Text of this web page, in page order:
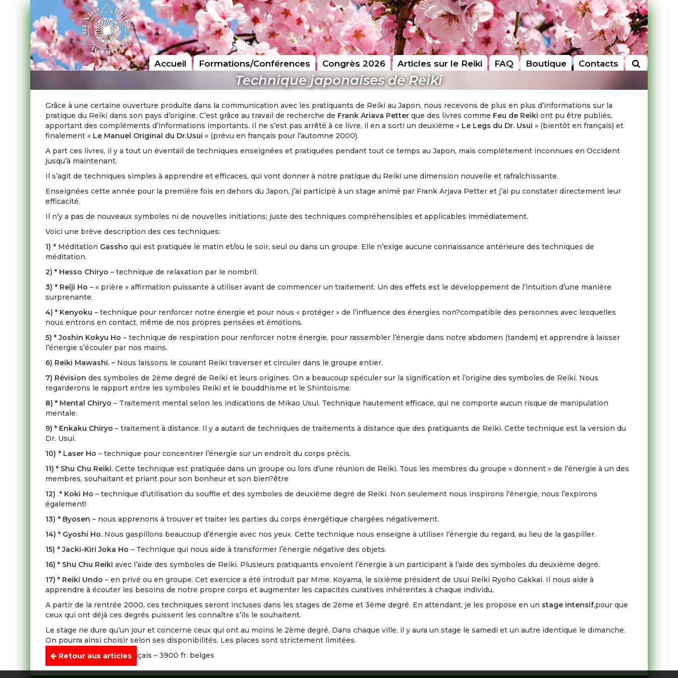
Accueil Formations/Conférences Congrès 2026 Articles sur le Reiki FAQ Boutique Contacts
Technique japonaises de Reiki
Retour aux articles
Grâce à une certaine ouverture produite dans la communication avec les pratiquants de Reiki au Japon, nous recevons de plus en plus d’informations sur la
pratique du Reiki dans son pays d’origine. C’est grâce au travail de recherche de Frank Ariava Petter que des livres comme Feu de Reiki ont pu être publiés,
apportant des compléments d’informations importants. Il ne s’est pas arrêté à ce livre, il en a sorti un deuxième « Le Legs du Dr. Usui » (bientôt en français) et
finalement « Le Manuel Original du Dr.Usui » (prévu en français pour l’automne 2000).
A part ces livres, il y a tout un éventail de techniques enseignées et pratiquées pendant tout ce temps au Japon, mais complètement inconnues en Occident
jusqu’à maintenant.
Il s’agit de techniques simples à apprendre et efficaces, qui vont donner à notre pratique du Reiki une dimension nouvelle et rafraîchissante.
Enseignées cette année pour la première fois en dehors du Japon, j’ai participé à un stage animé par Frank Arjava Petter et j’ai pu constater directement leur
efficacité.
Il n’y a pas de nouveaux symboles ni de nouvelles initiations; juste des techniques compréhensibles et applicables immédiatement.
Voici une brève description des ces techniques:
1) * Méditation Gasshoqui est pratiquée le matin et/ou le soir, seul ou dans un groupe. Elle n’exige aucune connaissance antérieure des techniques de
méditation.
2) * Hesso Chiryo– technique de relaxation par le nombril.
3) * Reîji Ho – « prière » affirmation puissante à utiliser avant de commencer un traitement. Un des effets est le développement de l’intuition d’une manière
surprenante.
4) * Kenyoku– technique pour renforcer notre énergie et pour nous « protéger » de l’influence des énergies non?compatible des personnes avec lesquelles
nous entrons en contact, même de nos propres pensées et émotions.
5) * Joshin Kokyu Ho– technique de respiration pour renforcer notre énergie, pour rassembler l’énergie dans notre abdomen (tandem) et apprendre à laisser
l’énergie s’écouler par nos mains.
6) Reiki Mawashi. – Nous laissons le courant Reiki traverser et circuler dans le groupe entier.
7) Révisiondes symboles de 2ème degré de Reiki et leurs origines. On a beaucoup spéculer sur la signification et l’origine des symboles de Reiki. Nous
regarderons le rapport entre les symboles Reiki et le bouddhisme et le Shintoïsme.
8) * Mental Chiryo– Traitement mental selon les indications de Mikao Usui. Technique hautement efficace, qui ne comporte aucun risque de manipulation
mentale.
9) * Enkaku Chiryo– traitement à distance. Il y a autant de techniques de traitements à distance que des pratiquants de Reiki. Cette technique est la version du
Dr. Usui.
10) * Laser Ho – technique pour concentrer l’énergie sur un endroit du corps précis.
11) * Shu Chu Reiki.Cette technique est pratiquée dans un groupe ou lors d’une réunion de Reiki. Tous les membres du groupe « donnent » de l’énergie à un des
membres, souhaitant et priant pour son bonheur et son bien?être
12) .* Koki Ho – technique d’utilisation du souffle et des symboles de deuxième degré de Reiki. Non seulement nous inspirons l’énergie, nous l’expirons
également!
13) * Byosen – nous apprenons à trouver et traiter les parties du corps énergétique chargées négativement.
14) * Gyoshi Ho. Nous gaspillons beaucoup d’énergie avec nos yeux. Cette technique nous enseigne à utiliser l’énergie du regard, au lieu de la gaspiller.
15) *Jacki-Kiri Joka Ho – Technique qui nous aide à transformer l’énergie négative des objets.
16) * Shu Chu Reikiavec l’aide des symboles de Reiki. Plusieurs pratiquants envoient l’énergie à un participant à l’aide des symboles du deuxième degré.
17) * Reiki Undo– en privé ou en groupe. Cet exercice a été introduit par Mme. Koyama, le sixième président de Usui Reiki Ryoho Gakkai. Il nous aide à
apprendre à écouter les besoins de notre propre corps et augmenter les capacités curatives inhérentes à chaque individu.
A partir de la rentrée 2000, ces techniques seront incluses dans les stages de 2ème et 3ème degré. En attendant, je les propose en un stage intensif,pour que
ceux qui ont déjà ces degrés puissent les connaître s’ils le souhaitent.
Le stage ne dure qu’un jour et concerne ceux qui ont au moins le 2ème degré. Dans chaque ville, il y aura un stage le samedi et un autre identique le dimanche.
On pourra ainsi choisir selon ses disponibilités. Les places sont strictement limitées.
Participation-. 550 fr. français – 3900 fr. belges